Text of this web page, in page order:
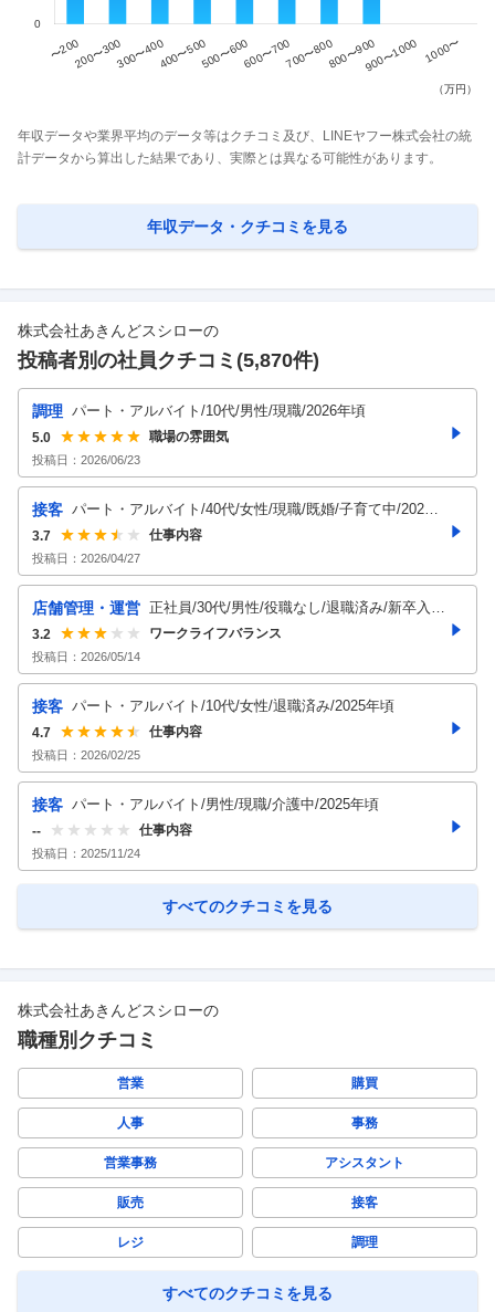
年収データや業界平均のデータ等はクチコミ及び、LINEヤフー株式会社の統
計データから算出した結果であり、実際とは異なる可能性があります。
年収データ・クチコミを見る
株式会社あきんどスシローの
投稿者別の社員クチコミ(5,870件)
調理 パート・アルバイト/10代/男性/現職/2026年頃
5.0 職場の雰囲気
投稿日： 2026/06/23
接客 パート・アルバイト/40代/女性/現職/既婚/子育て中/2026
年頃
3.7 仕事内容
投稿日： 2026/04/27
店舗管理・運営 正社員/30代/男性/役職なし/退職済み/新卒入
社/2025年頃
3.2 ワークライフバランス
投稿日： 2026/05/14
接客 パート・アルバイト/10代/女性/退職済み/2025年頃
4.7 仕事内容
投稿日： 2026/02/25
接客 パート・アルバイト/男性/現職/介護中/2025年頃
-- 仕事内容
投稿日： 2025/11/24
すべてのクチコミを見る
株式会社あきんどスシローの
職種別クチコミ
営業 購買
人事 事務
営業事務 アシスタント
販売 接客
レジ 調理
すべてのクチコミを見る